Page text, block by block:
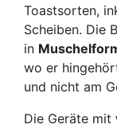
Toastsorten,
Scheiben. Die
in
wo er
und nicht am
Die Geräte mit